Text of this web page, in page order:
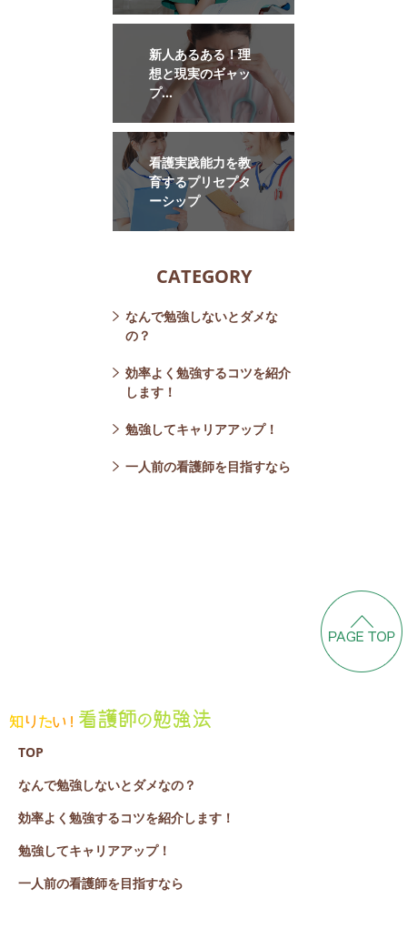
新人あるある！理
想と現実のギャッ
プ…
看護実践能力を教
育するプリセプタ
ーシップ
CATEGORY
なんで勉強しないとダメな
の？
効率よく勉強するコツを紹介
します！
勉強してキャリアアップ！
一人前の看護師を目指すなら
TOP
なんで勉強しないとダメなの？
効率よく勉強するコツを紹介します！
勉強してキャリアアップ！
一人前の看護師を目指すなら